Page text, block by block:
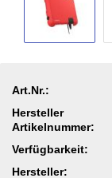
Art.Nr.:
Hersteller
Artikelnummer:
Verfügbarkeit:
Hersteller: